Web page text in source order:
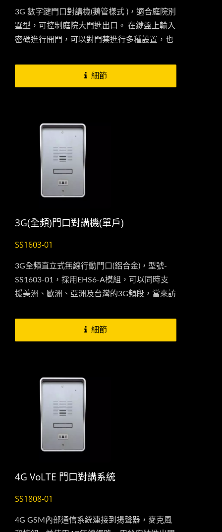
3G 數字鍵門口對講機(鵝管樣式 )，適合庭院別
墅型，可控制庭院大門進出口。 在鍵盤上輸入
密碼進行開門，可以對門禁進行多種設置，也
認，在安裝上相當容易，由於免拉線，所以不
會有線材老化問題，也就大大降低維護成
細節
3G(全頻)門口對講機(單戶)
SS1603-01
3G全頻直立式無線行動門口(鋁合金)，型號-
SS1603-01，採用EHS6-A模組，可以同時支
援美洲、歐洲、亞洲及台灣的3G頻段，當來訪
來撥打您事先預設好的手機號碼，當您接到門
口對講機所撥出的電話此時您就可以與來訪者
細節
4G VoLTE 門口對講系統
SS1808-01
4G GSM內部通信系統連接到揚聲器，麥克風